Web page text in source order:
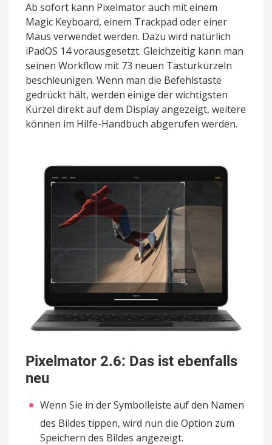
Ab sofort kann Pixelmator auch mit einem
Magic Keyboard, einem Trackpad oder einer
Maus verwendet werden. Dazu wird natürlich
iPadOS 14 vorausgesetzt. Gleichzeitig kann man
seinen Workflow mit 73 neuen Tasturkürzeln
beschleunigen. Wenn man die Befehlstaste
gedrückt hält, werden einige der wichtigsten
Kürzel direkt auf dem Display angezeigt, weitere
können im Hilfe-Handbuch abgerufen werden.
Pixelmator 2.6: Das ist ebenfalls
neu
Wenn Sie in der Symbolleiste auf den Namen
des Bildes tippen, wird nun die Option zum
Speichern des Bildes angezeigt.